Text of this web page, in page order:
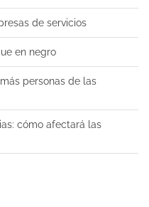
de servicios
en negro
personas de las
cómo afectará las